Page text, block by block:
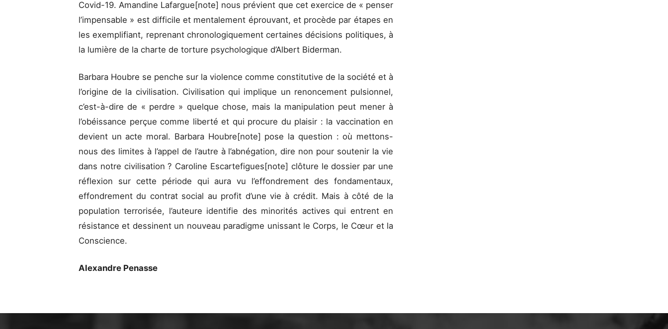
Covid-19. Amandine Lafargue[note] nous prévient que cet exercice de « penser
l’impensable » est difficile et mentalement éprouvant, et procède par étapes en
les exemplifiant, reprenant chronologiquement certaines décisions politiques, à
la lumière de la charte de torture psychologique d’Albert Biderman.
Barbara Houbre se penche sur la violence comme constitutive de la société et à
l’origine de la civilisation. Civilisation qui implique un renoncement pulsionnel,
c’est-à-dire de « perdre » quelque chose, mais la manipulation peut mener à
l’obéissance perçue comme liberté et qui procure du plaisir : la vaccination en
devient un acte moral. Barbara Houbre[note] pose la question : où mettons-
nous des limites à l’appel de l’autre à l’abnégation, dire non pour soutenir la vie
dans notre civilisation ? Caroline Escartefigues[note] clôture le dossier par une
réflexion sur cette période qui aura vu l’effondrement des fondamentaux,
effondrement du contrat social au profit d’une vie à crédit. Mais à côté de la
population terrorisée, l’auteure identifie des minorités actives qui entrent en
résistance et dessinent un nouveau paradigme unissant le Corps, le Cœur et la
Conscience.
Alexandre Penasse